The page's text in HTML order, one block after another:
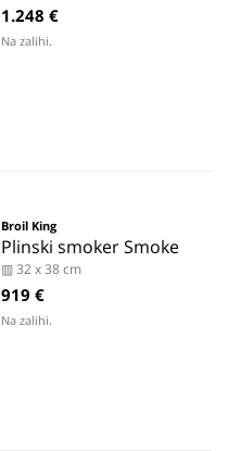
1.248 €
Na zalihi.
Broil King
Plinski smoker Smoke
▥ 32 x 38 cm
919 €
Na zalihi.